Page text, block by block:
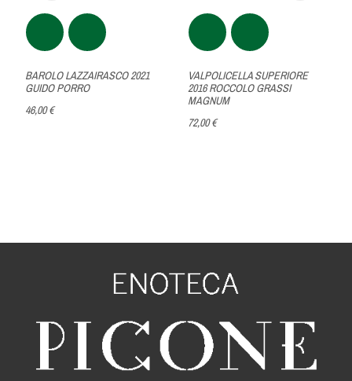
BAROLO LAZZAIRASCO 2021
GUIDO PORRO
46,00 €
VALPOLICELLA SUPERIORE
2016 ROCCOLO GRASSI
MAGNUM
72,00 €